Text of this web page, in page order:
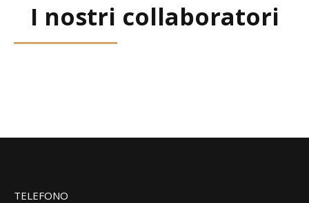
I nostri collaboratori
TELEFONO